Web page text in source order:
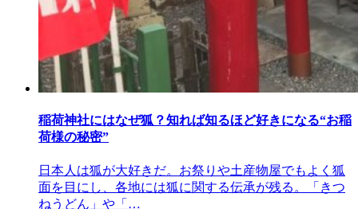
稲荷神社にはなぜ狐？知れば知るほど好きになる“お稲
荷様の秘密”
日本人は狐が大好きだ。お祭りや土産物屋でもよく狐
面を目にし、各地には狐に関する伝承が残る。「きつ
ねうどん」や「…